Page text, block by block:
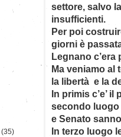
settore, salvo
insufficienti.
Per poi
giorni è
Legnano
Ma veniamo al
la libertà e la
In primis c’e’
secondo luogo
e Senato
In terzo luogo
(35)